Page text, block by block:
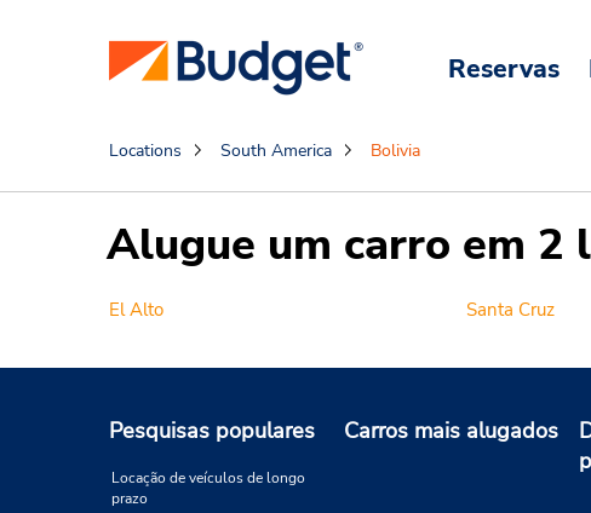
Reservas
Locations South America Bolivia
Alugue um carro em 2
El Alto Santa Cruz
Pesquisas populares
Locação de veículos de longo
prazo
Carros mais alugados